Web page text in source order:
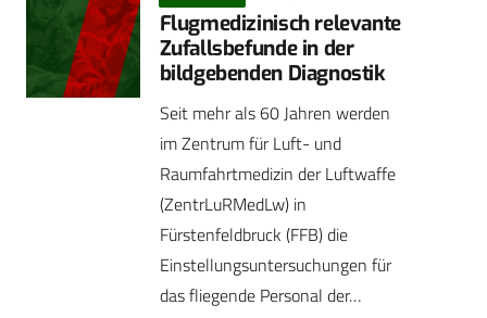
Flugmedizinisch relevante
Zufallsbefunde in der
bildgebenden Diagnostik
Seit mehr als 60 Jahren werden
im Zentrum für Luft- und
Raumfahrtmedizin der Luftwaffe
(ZentrLuRMedLw) in
Fürstenfeldbruck (FFB) die
Einstellungsuntersuchungen für
das fliegende Personal der…